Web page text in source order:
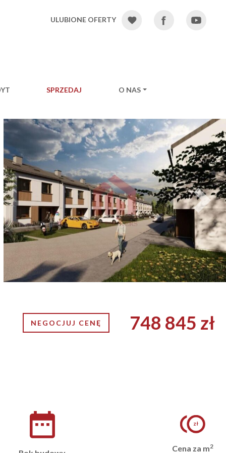
ULUBIONE OFERTY
SPRZEDAJ O NAS
NEGOCJUJ CENĘ 748 845 zł
Cena za m2